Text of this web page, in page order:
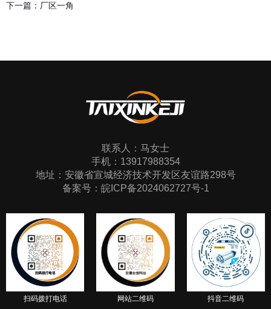
下一篇： 厂区一角
联系人：马女士
手机：13917988354
地址：安徽省宣城经济技术开发区友谊路298号
备案号： 皖ICP备2024062727号-1
扫码拨打电话 网站二维码 抖音二维码